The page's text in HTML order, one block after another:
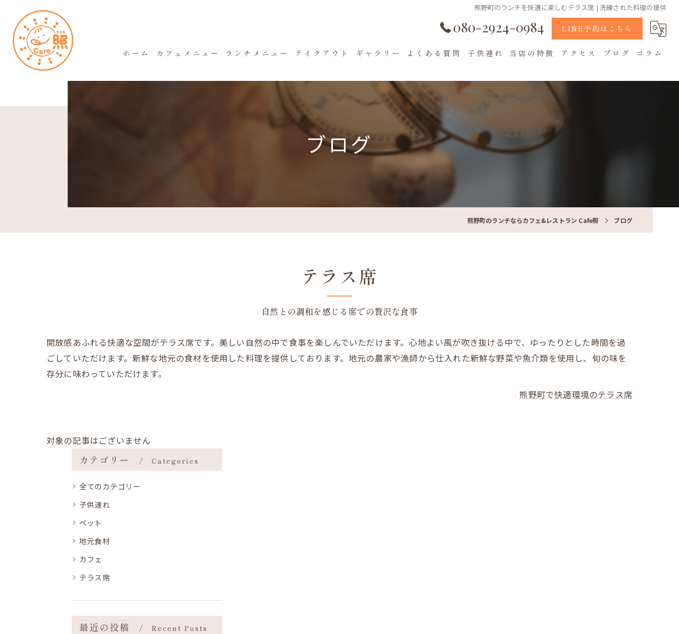
熊野町のランチを快適に楽しむテラス席 | 洗練された料理の提供
080-2924-0984 LINE予約はこちら
ホーム カフェメニュー ランチメニュー テイクアウト ギャラリー よくある質問 子供連れ 当店の特徴
地元食材
テラス席
アクセス ブログ コラム
ブログ
熊野町のランチならカフェ&レストラン Cafe照 ブログ
テラス席
自然との調和を感じる席での贅沢な食事
開放感あふれる快適な空間がテラス席です。美しい自然の中で食事を楽しんでいただけます。心地よい風が吹き抜ける中で、ゆったりとした時間を過
ごしていただけます。新鮮な地元の食材を使用した料理を提供しております。地元の農家や漁師から仕入れた新鮮な野菜や魚介類を使用し、旬の味を
存分に味わっていただけます。
熊野町で快適環境のテラス席
対象の記事はございません
カテゴリー Categories
全てのカテゴリー
子供連れ
ペット
地元食材
カフェ
テラス席
最近の投稿 Recent Posts